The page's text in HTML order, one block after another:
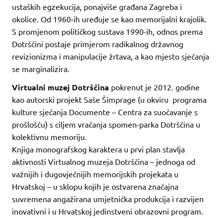
ustaških egzekucija, ponajviše građana Zagreba i
okolice. Od 1960-ih uređuje se kao memorijalni krajolik.
S promjenom političkog sustava 1990-ih, odnos prema
Dotrščini postaje primjerom radikalnog državnog
revizionizma i manipulacije žrtava, a kao mjesto sjećanja
se marginalizira.
Virtualni muzej Dotrščina pokrenut je 2012. godine
kao autorski projekt Saše Šimprage (u okviru programa
kulture sjećanja Documente – Centra za suočavanje s
prošlošću) s ciljem vraćanja spomen-parka Dotrščina u
kolektivnu memoriju.
Knjiga monografskog karaktera u prvi plan stavlja
aktivnosti Virtualnog muzeja Dotrščina – jednoga od
važnijih i dugovječnijih memorijskih projekata u
Hrvatskoj – u sklopu kojih je ostvarena značajna
suvremena angažirana umjetnička produkcija i razvijen
inovativni i u Hrvatskoj jedinstveni obrazovni program.